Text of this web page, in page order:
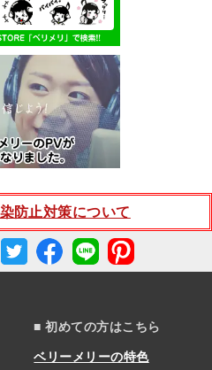
防止対策について
■ 初めての方はこちら
ベリーメリーの特色